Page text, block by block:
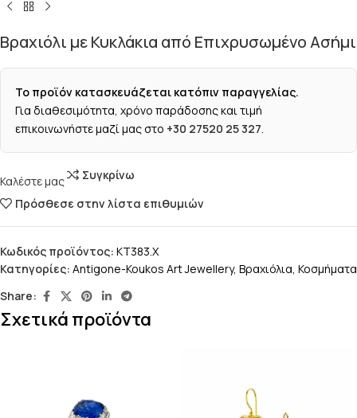
Βραχιόλι με Κυκλάκια από Επιχρυσωμένο Ασήμι
Το προϊόν κατασκευάζεται κατόπιν παραγγελίας.
Για διαθεσιμότητα, χρόνο παράδοσης και τιμή
επικοινωνήστε μαζί μας στο +30 27520 25 327
Καλέστε μας
Συγκρίνω
Πρόσθεσε στην λίστα επιθυμιών
Κωδικός προϊόντος: KT383.X
Κατηγορίες: Antigone-Koukos Art Jewellery, Βραχιόλια Κοσμήματα
Share:
Σχετικά προϊόντα